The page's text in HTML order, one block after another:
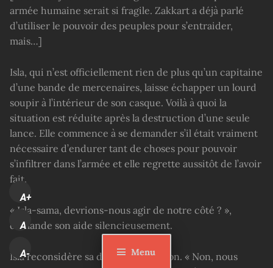
Menu
armée humaine serait si fragile. Zakkart a déjà parlé
d’utiliser le pouvoir des peuples pour s’entraider,
mais…]
Isla, qui n’est officiellement rien de plus qu’un capitaine
d’une bande de mercenaires, laisse échapper un lourd
soupir à l’intérieur de son casque. Voilà à quoi la
situation est réduite après la destruction d’une seule
lance. Elle commence à se demander s’il était vraiment
nécessaire d’endurer tant de choses pour pouvoir
s’infiltrer dans l’armée et elle regrette aussitôt de l’avoir
fait.
« Isla-sama, devrions-nous agir de notre côté ? »,
demande son aide silencieusement.
Isla reconsidère sa dernière réflexion. « Non, nous
A+
A
A-